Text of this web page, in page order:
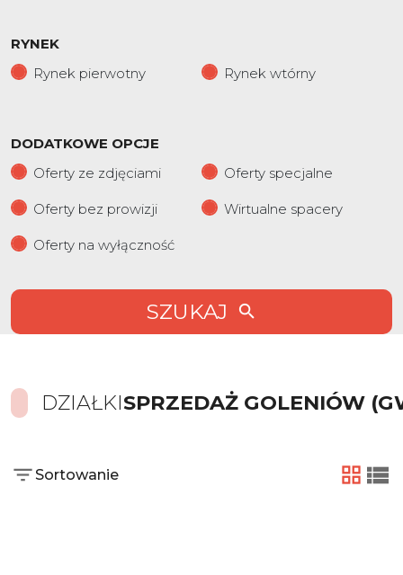
RYNEK
Rynek pierwotny
Rynek wtórny
DODATKOWE OPCJE
Oferty ze zdjęciami
Oferty specjalne
Oferty bez prowizji Wirtualne spacery
Oferty na wyłączność
SZUKAJ
DZIAŁKISPRZEDAŻ GOLENIÓW
Sortowanie
tabela